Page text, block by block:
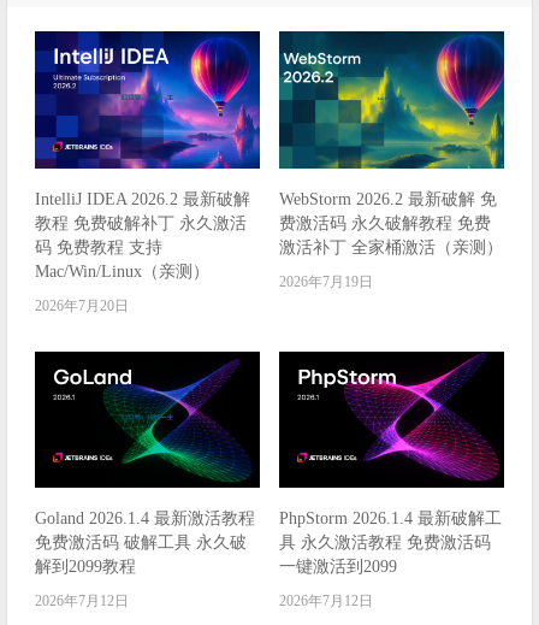
IntelliJ IDEA 2026.2 最新破解
教程 免费破解补丁 永久激活
码 免费教程 支持
Mac/Win/Linux（亲测）
2026年7月20日
WebStorm 2026.2 最新破解 免
费激活码 永久破解教程 免费
激活补丁 全家桶激活（亲测）
2026年7月19日
Goland 2026.1.4 最新激活教程
免费激活码 破解工具 永久破
解到2099教程
2026年7月12日
PhpStorm 2026.1.4 最新破解工
具 永久激活教程 免费激活码
一键激活到2099
2026年7月12日